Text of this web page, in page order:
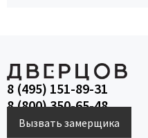
8 (495) 151-89-31
8 (800) 350-65-48
Вызвать замерщика